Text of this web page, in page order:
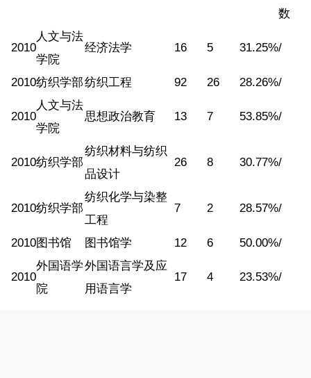
数
2010
人文与法
学院
经济法学 16 5 31.25%/
2010纺织学部纺织工程 92 26 28.26%/
2010
人文与法
学院
思想政治教育 13 7 53.85%/
2010纺织学部
纺织材料与纺织
品设计
26 8 30.77%/
2010纺织学部
纺织化学与染整
工程
7 2 28.57%/
2010图书馆 图书馆学 12 6 50.00%/
2010
外国语学
院
外国语言学及应
用语言学
17 4 23.53%/